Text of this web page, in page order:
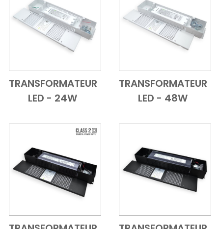
Add to CartVue d'ensemble
TRANSFORMATEUR
LED - 24W
Add to Cart
Vue
TRANSFORMATEUR
LED - 48W